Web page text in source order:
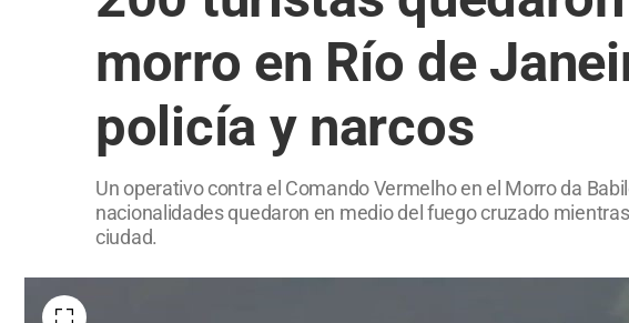
morro en Río de
policía y narcos
Un operativo contra el Comando Vermelho en el Morro da
nacionalidades quedaron en medio del fuego cruzado
ciudad.